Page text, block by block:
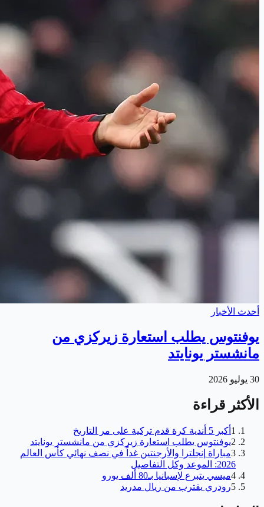
أحدث الأخبار
يوفنتوس يطلب استعارة زيركزي من
مانشستر يونايتد
30 يوليو 2026
الأكثر قراءة
1 أكبر 5 أندية كرة قدم تركية على مر التاريخ
2يوفنتوس يطلب استعارة زيركزي من مانشستر يونايتد
3مباراة إنجلترا والأرجنتين غداً في نصف نهائي كأس العالم
2026: الموعد وكل التفاصيل
4ميسي يتبرع لإسبانيا بـ80 ألف يورو
5رودري يقترب من ريال مدريد